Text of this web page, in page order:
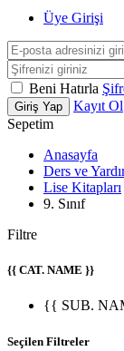
Üye Girişi
Beni Hatırla
Giriş Yap
Kayıt Ol
Sepetim
Anasayfa
Ders ve
Lise Kitapları
9. Sınıf
Filtre
{{ CAT. NAME }}
{{ SUB.
Seçilen Filtreler